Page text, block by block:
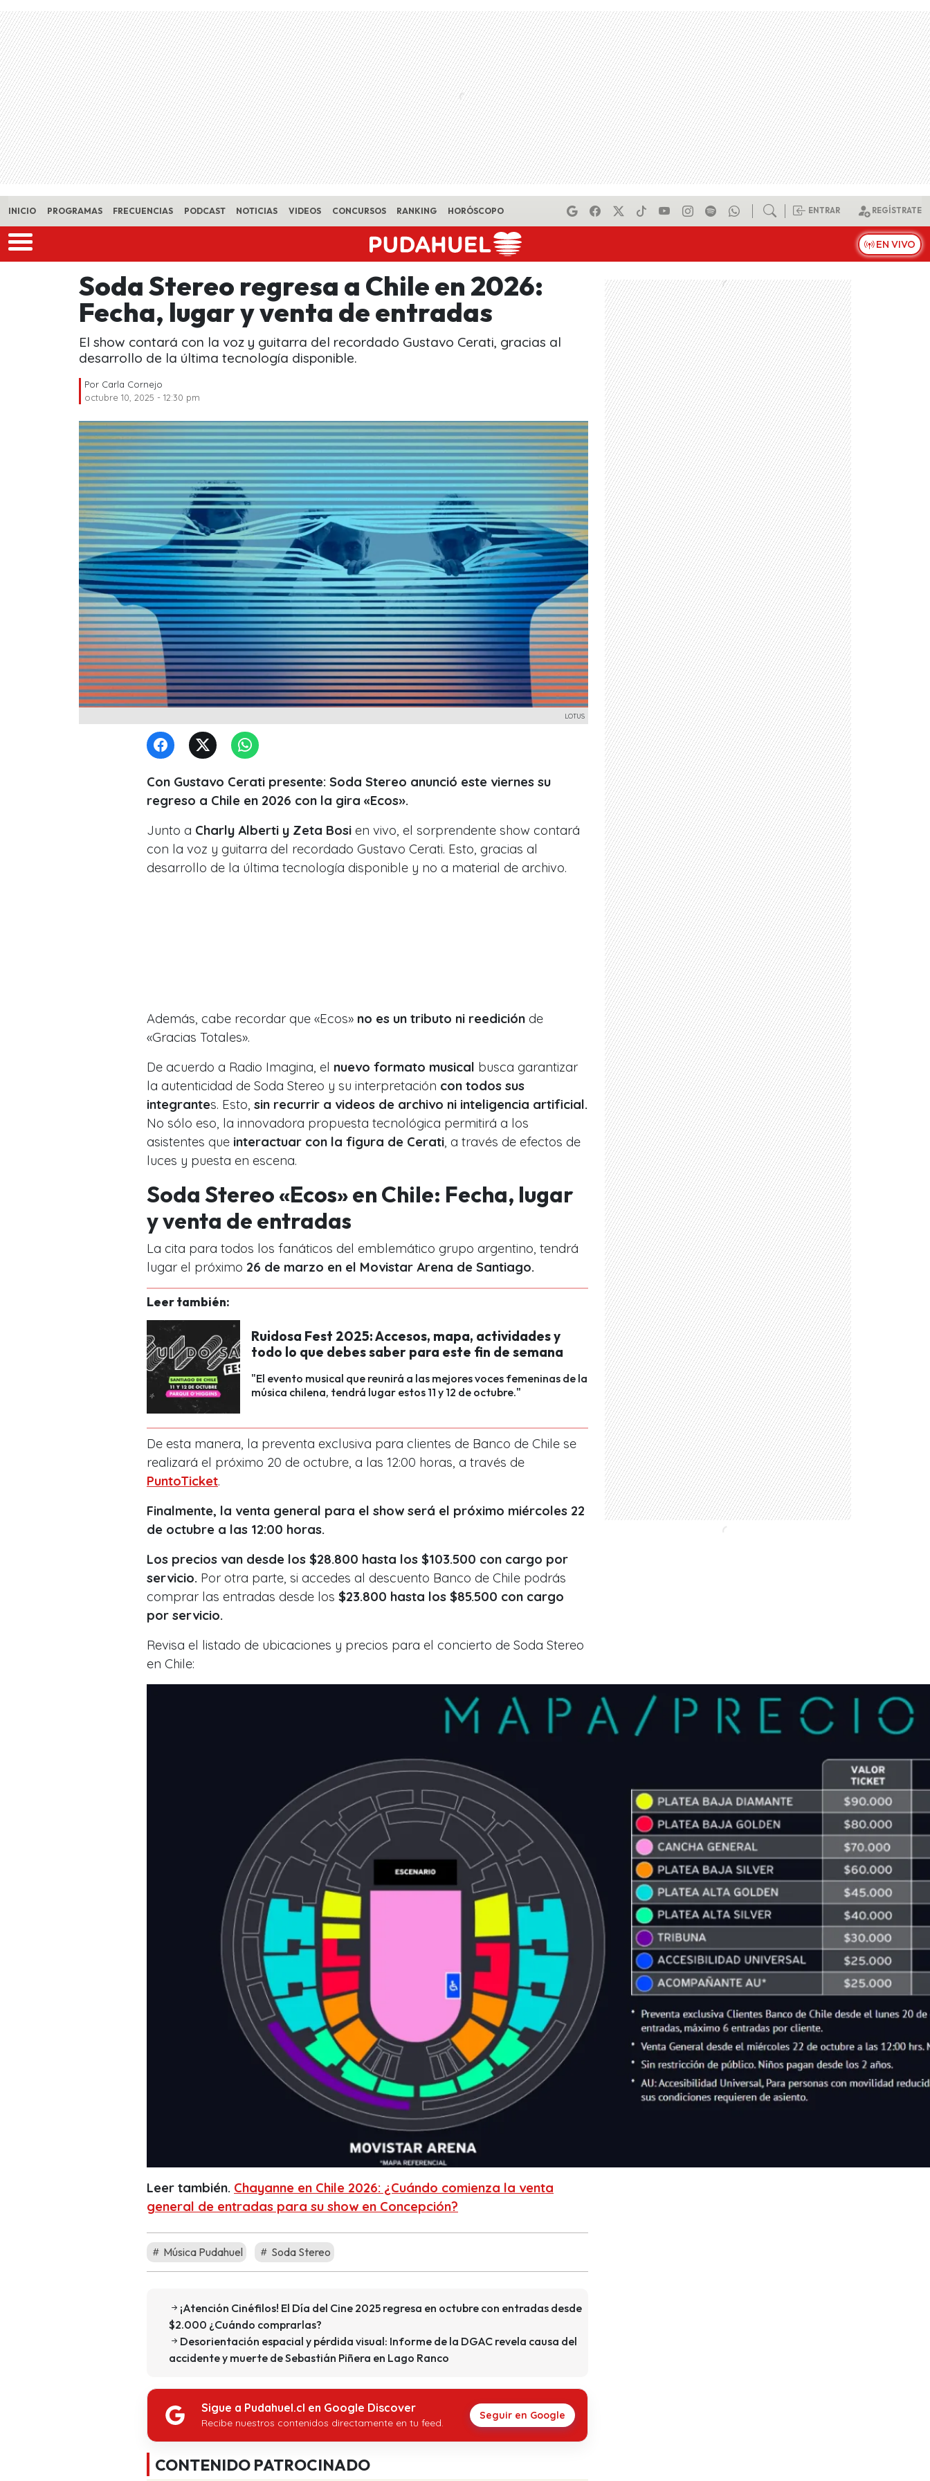
Skip to main content
INICIO PROGRAMAS FRECUENCIAS PODCAST NOTICIAS VIDEOS CONCURSOS RANKING HORÓSCOPO ENTRAR REGÍSTRATE
EN VIVO
Soda Stereo regresa a Chile en 2026:
Fecha, lugar y venta de entradas
El show contará con la voz y guitarra del recordado Gustavo Cerati, gracias al
desarrollo de la última tecnología disponible.
Por Carla Cornejo
octubre 10, 2025 - 12:30 pm
LOTUS
Con Gustavo Cerati presente: Soda Stereo anunció este viernes su
regreso a Chile en 2026 con la gira «Ecos».
Junto a Charly Alberti y Zeta Bosi en vivo, el sorprendente show contará
con la voz y guitarra del recordado Gustavo Cerati. Esto, gracias al
desarrollo de la última tecnología disponible y no a material de archivo.
Además, cabe recordar que «Ecos» no es un tributo ni reedición de
«Gracias Totales».
De acuerdo a Radio Imagina, el nuevo formato musical busca garantizar
la autenticidad de Soda Stereo y su interpretación con todos sus
integrantes. Esto, sin recurrir a videos de archivo ni inteligencia artificial.
No sólo eso, la innovadora propuesta tecnológica permitirá a los
asistentes que interactuar con la figura de Cerati , a través de efectos de
luces y puesta en escena.
Soda Stereo «Ecos» en Chile: Fecha, lugar
y venta de entradas
La cita para todos los fanáticos del emblemático grupo argentino, tendrá
lugar el próximo 26 de marzo en el Movistar Arena de Santiago.
Leer también:
Ruidosa Fest 2025: Accesos, mapa, actividades y
todo lo que debes saber para este fin de semana
"El evento musical que reunirá a las mejores voces femeninas de la
música chilena, tendrá lugar estos 11 y 12 de octubre."
De esta manera, la preventa exclusiva para clientes de Banco de Chile se
realizará el próximo 20 de octubre, a las 12:00 horas, a través de
PuntoTicket.
Finalmente, la venta general para el show será el próximo miércoles 22
de octubre a las 12:00 horas.
Los precios van desde los $28.800 hasta los $103.500 con cargo por
servicio. Por otra parte, si accedes al descuento Banco de Chile podrás
comprar las entradas desde los $23.800 hasta los $85.500 con cargo
por servicio.
Revisa el listado de ubicaciones y precios para el concierto de Soda Stereo
en Chile:
Leer también. Chayanne en Chile 2026: ¿Cuándo comienza la venta
general de entradas para su show en Concepción?
Música Pudahuel Soda Stereo
¡Atención Cinéfilos! El Día del Cine 2025 regresa en octubre con entradas desde
$2.000 ¿Cuándo comprarlas?
Desorientación espacial y pérdida visual: Informe de la DGAC revela causa del
accidente y muerte de Sebastián Piñera en Lago Ranco
Sigue a Pudahuel.cl en Google Discover
Recibe nuestros contenidos directamente en tu feed.
Seguir en Google
CONTENIDO PATROCINADO